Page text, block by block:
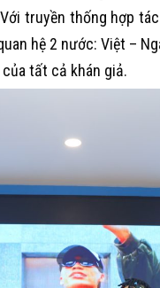
truyền thống hợp
hệ 2 nước: Việt –
tất cả khán giả.